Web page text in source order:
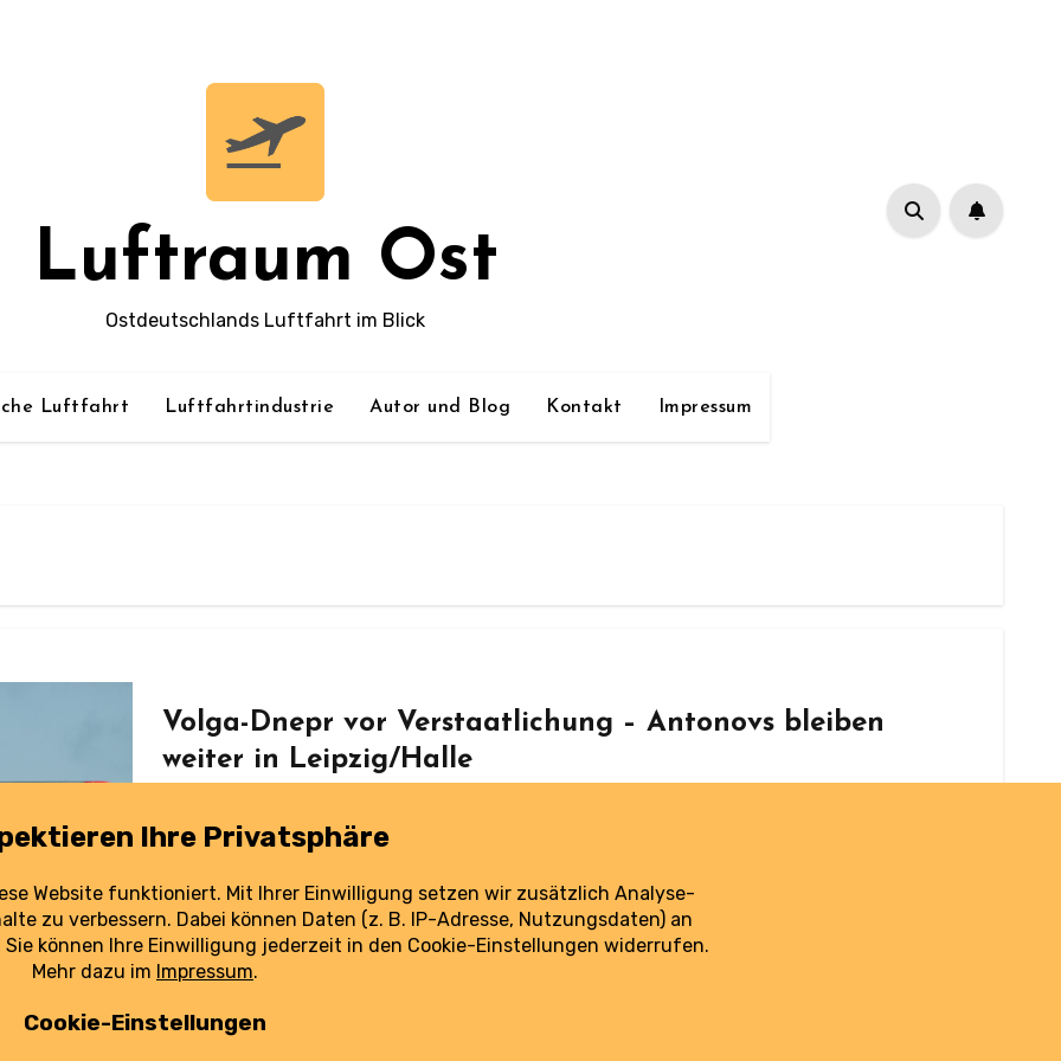
Luftraum Ost
Ostdeutschlands Luftfahrt im Blick
Luftfahrt Luftfahrtindustrie Autor und Blog Kontakt Impressum
Volga-Dnepr vor Verstaatlichung – Antonovs bleiben
weiter in Leipzig/Halle
27. August 2025
gegroundeten Flugzeuge der Airline betroffen.
weiterlesen